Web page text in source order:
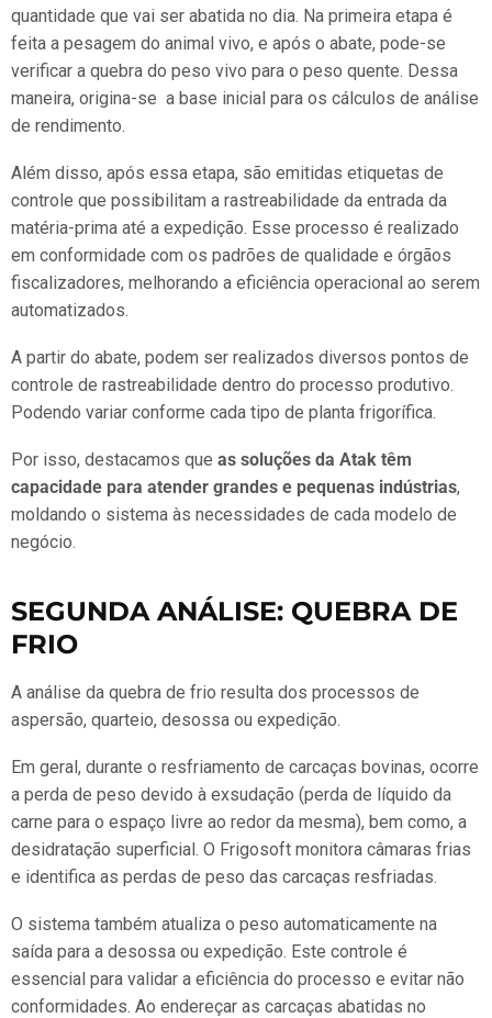
quantidade que vai ser abatida no dia. Na primeira etapa é
feita a pesagem do animal vivo, e após o abate, pode-se
verificar a quebra do peso vivo para o peso quente. Dessa
maneira, origina-se a base inicial para os cálculos de análise
de rendimento.
Além disso, após essa etapa, são emitidas etiquetas de
controle que possibilitam a rastreabilidade da entrada da
matéria-prima até a expedição. Esse processo é realizado
em conformidade com os padrões de qualidade e órgãos
fiscalizadores, melhorando a eficiência operacional ao serem
automatizados.
A partir do abate, podem ser realizados diversos pontos de
controle de rastreabilidade dentro do processo produtivo.
Podendo variar conforme cada tipo de planta frigorífica.
Por isso, destacamos que as soluções da Atak têm
capacidade para atender grandes e pequenas indústrias,
moldando o sistema às necessidades de cada modelo de
negócio.
SEGUNDA ANÁLISE: QUEBRA DE
FRIO
A análise da quebra de frio resulta dos processos de
aspersão, quarteio, desossa ou expedição.
Em geral, durante o resfriamento de carcaças bovinas, ocorre
a perda de peso devido à exsudação (perda de líquido da
carne para o espaço livre ao redor da mesma), bem como, a
desidratação superficial. O Frigosoft monitora câmaras frias
e identifica as perdas de peso das carcaças resfriadas.
O sistema também atualiza o peso automaticamente na
saída para a desossa ou expedição. Este controle é
essencial para validar a eficiência do processo e evitar não
conformidades. Ao endereçar as carcaças abatidas no